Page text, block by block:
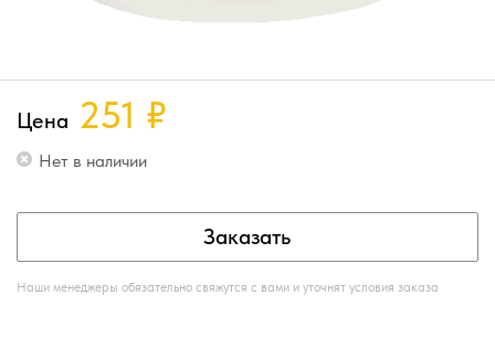
Цена 251 ₽
Нет в наличии
Заказать
Наши менеджеры обязательно свяжутся с вами и уточнят условия заказа